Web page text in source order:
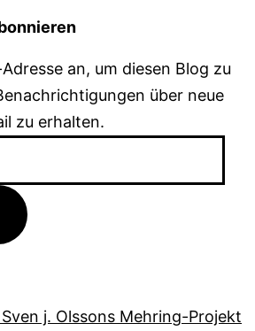
an, um diesen Blog zu
über neue
zu erhalten.
j. Olssons Mehring-Projekt